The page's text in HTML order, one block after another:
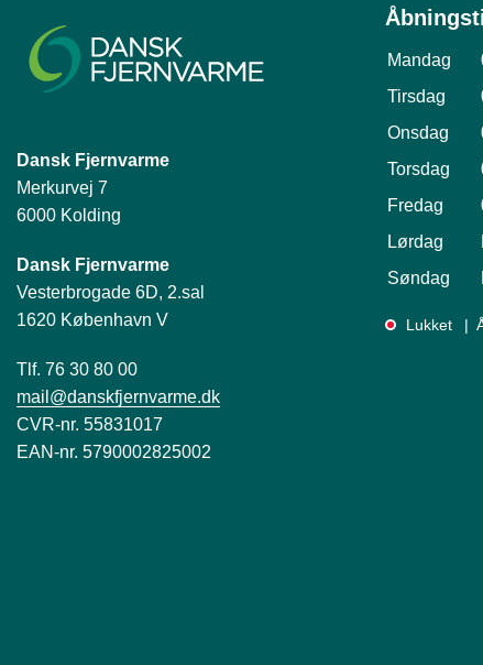
Dansk Fjernvarme
Merkurvej 7
6000 Kolding
Dansk Fjernvarme
Vesterbrogade 6D, 2.sal
1620 København V
Tlf. 76 30 80 00
mail@danskfjernvarme.dk
CVR-nr. 55831017
EAN-nr. 5790002825002
Mandag
Tirsdag
Onsdag
Torsdag
Fredag
Lørdag
Søndag
Lukket